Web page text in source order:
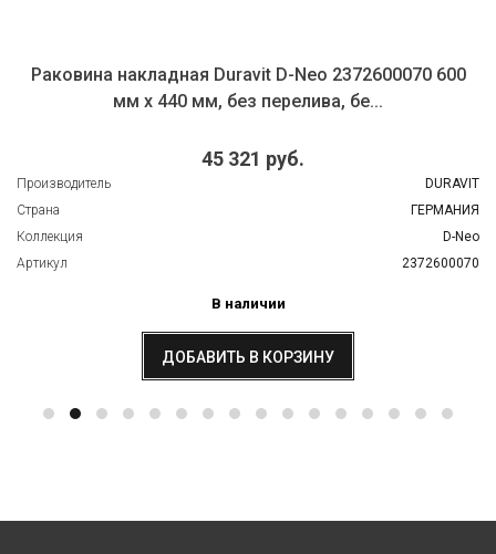
Раковина накладная Duravit D-Neo 2372600070 600
мм х 440 мм, без перелива, бе...
45 321 руб.
Производитель
DURAVIT
Страна
ГЕРМАНИЯ
Коллекция
D-Neo
Артикул
2372600070
В наличии
ДОБАВИТЬ В КОРЗИНУ